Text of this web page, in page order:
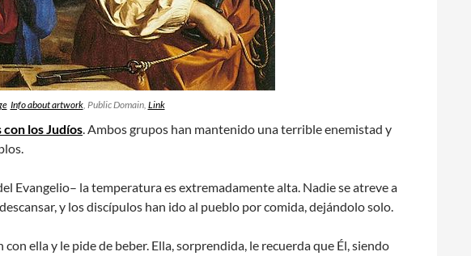
Info about artwork, Public Domain, Link
los Judíos. Ambos grupos han mantenido una terrible enemistad y
Evangelio– la temperatura es extremadamente alta. Nadie se atreve a
y los discípulos han ido al pueblo por comida, dejándolo solo.
ella y le pide de beber. Ella, sorprendida, le recuerda que Él, siendo